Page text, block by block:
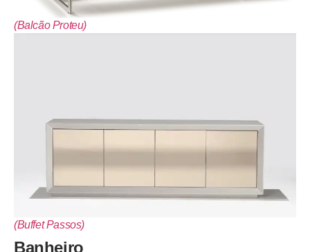
(Balcão Proteu)
(Buffet Passos)
Banheiro